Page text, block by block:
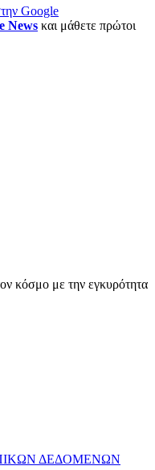
Google
News και μάθετε πρώτοι
κόσμο με την εγκυρότητα
ΔΕΔΟΜΕΝΩΝ